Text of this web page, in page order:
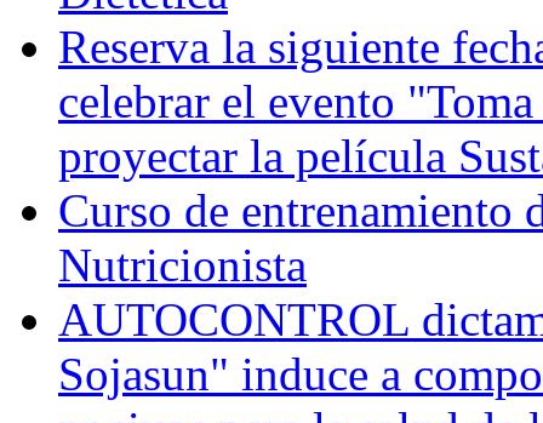
Reserva la siguiente
celebrar el evento
proyectar la película
Curso de
Nutricionista
AUTOCONTROL
Sojasun" induce a